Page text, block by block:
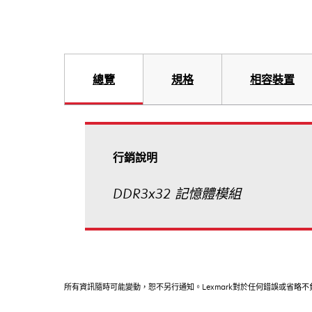
總覽 規格 相容裝置
行銷說明
DDR3x32 記憶體模組
所有資訊隨時可能變動，恕不另行通知。Lexmark對於任何錯誤或省略不